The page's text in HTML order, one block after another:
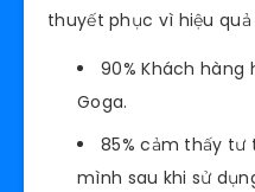
thuyết phục vì hiệu
90% Khách hàng
Goga.
85% cảm thấy tư
mình sau khi sử